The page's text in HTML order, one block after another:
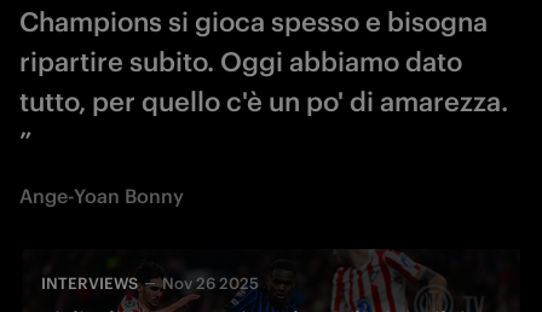
Champions si gioca spesso e bisogna
ripartire subito. Oggi abbiamo dato
tutto, per quello c'è un po' di amarezza.
”
Ange-Yoan Bonny
INTERVIEWS Nov 26 2025